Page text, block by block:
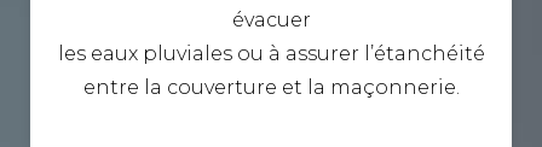
évacuer
les eaux pluviales ou à assurer l’étanchéité
entre la couverture et la maçonnerie.